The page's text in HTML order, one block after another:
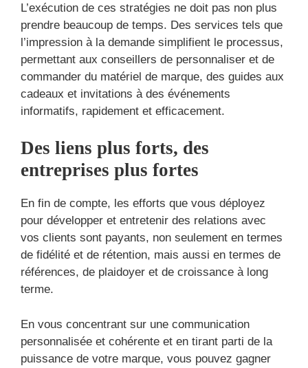
L’exécution de ces stratégies ne doit pas non plus
prendre beaucoup de temps. Des services tels que
l’impression à la demande simplifient le processus,
permettant aux conseillers de personnaliser et de
commander du matériel de marque, des guides aux
cadeaux et invitations à des événements
informatifs, rapidement et efficacement.
Des liens plus forts, des
entreprises plus fortes
En fin de compte, les efforts que vous déployez
pour développer et entretenir des relations avec
vos clients sont payants, non seulement en termes
de fidélité et de rétention, mais aussi en termes de
références, de plaidoyer et de croissance à long
terme.
En vous concentrant sur une communication
personnalisée et cohérente et en tirant parti de la
puissance de votre marque, vous pouvez gagner